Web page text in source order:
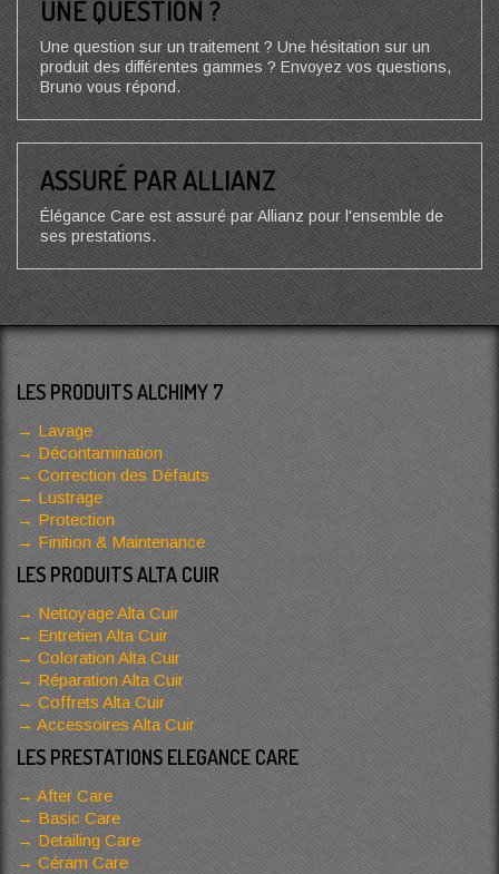
UNE QUESTION ?
Une question sur un traitement ? Une hésitation sur un
produit des différentes gammes ? Envoyez vos questions,
Bruno vous répond.
ASSURÉ PAR ALLIANZ
Élégance Care est assuré par Allianz pour l'ensemble de
ses prestations.
LES PRODUITS ALCHIMY 7
Lavage
Décontamination
Correction des Défauts
Lustrage
Protection
Finition & Maintenance
LES PRODUITS ALTA CUIR
Nettoyage Alta Cuir
Entretien Alta Cuir
Coloration Alta Cuir
Réparation Alta Cuir
Coffrets Alta Cuir
Accessoires Alta Cuir
LES PRESTATIONS ELEGANCE CARE
After Care
Basic Care
Detailing Care
Céram Care